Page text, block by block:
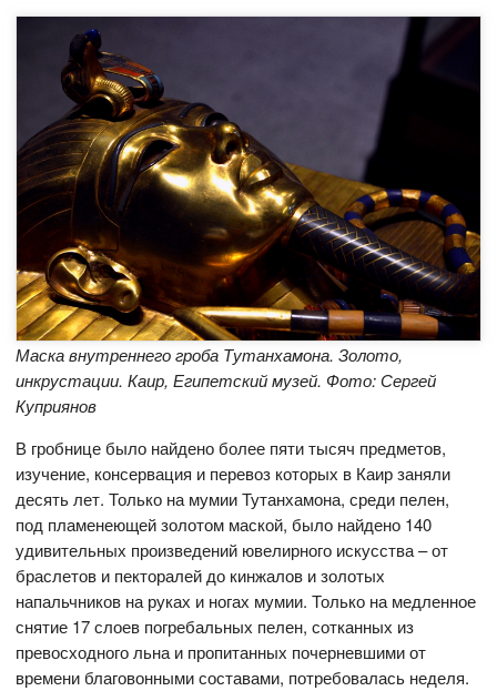
Маска внутреннего гроба Тутанхамона. Золото,
инкрустации. Каир, Египетский музей. Фото: Сергей
Куприянов
В гробнице было найдено более пяти тысяч предметов,
изучение, консервация и перевоз которых в Каир заняли
десять лет. Только на мумии Тутанхамона, среди пелен,
под пламенеющей золотом маской, было найдено 140
удивительных произведений ювелирного искусства – от
браслетов и пекторалей до кинжалов и золотых
напальчников на руках и ногах мумии. Только на медленное
снятие 17 слоев погребальных пелен, сотканных из
превосходного льна и пропитанных почерневшими от
времени благовонными составами, потребовалась неделя.